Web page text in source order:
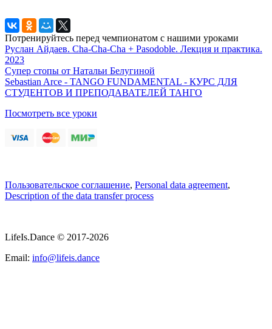
Потренируйтесь перед чемпионатом с нашими уроками
Руслан Айдаев. Cha-Cha-Cha + Pasodoble. Лекция и практика.
2023
Супер стопы от Натальи Белугиной
Sebastian Arce - TANGO FUNDAMENTAL - КУРС ДЛЯ
СТУДЕНТОВ И ПРЕПОДАВАТЕЛЕЙ ТАНГО
Посмотреть все уроки
Пользовательское соглашение, Personal data agreement,
Description of the data transfer process
LifeIs.Dance © 2017-2026
Email: info@lifeis.dance